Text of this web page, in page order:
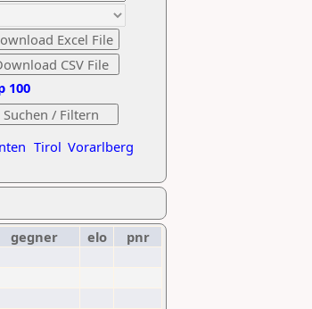
Tirol Vorarlberg
100
gegner elo
pnr